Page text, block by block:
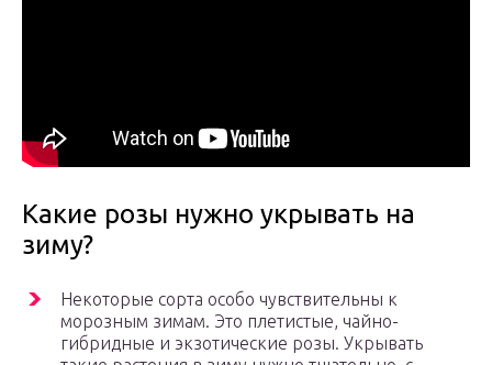
Какие розы нужно укрывать на
зиму?
Некоторые сорта особо чувствительны к
морозным зимам. Это плетистые, чайно-
гибридные и экзотические розы. Укрывать